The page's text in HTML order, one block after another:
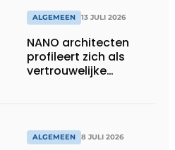
ALGEMEEN 13 JULI 2026
NANO architecten
profileert zich als
vertrouwelijke
ALGEMEEN 8 JULI 2026